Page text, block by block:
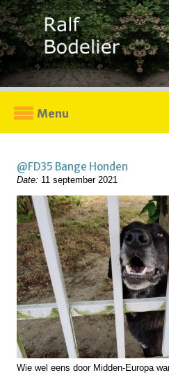
Menu
@FD35 Bange Honden
Date: 11 september 2021
Wie wel eens door Midden-Europa